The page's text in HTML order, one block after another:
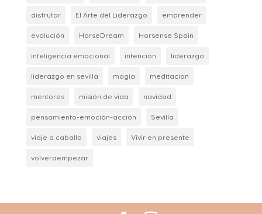
disfrutar El Arte del Liderazgo emprender
evolución HorseDream Horsense Spain
inteligencia emocional intención liderazgo
liderazgo en sevilla magia meditacion
mentores misión de vida navidad
pensamiento-emoción-acción Sevilla
viaje a caballo viajes Vivir en presente
volveraempezar